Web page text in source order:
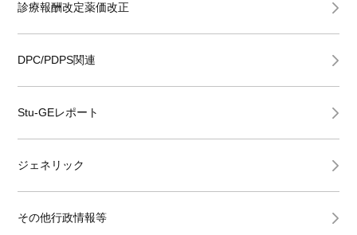
診療報酬改定薬価改正
DPC/PDPS関連
Stu-GEレポート
ジェネリック
その他行政情報等